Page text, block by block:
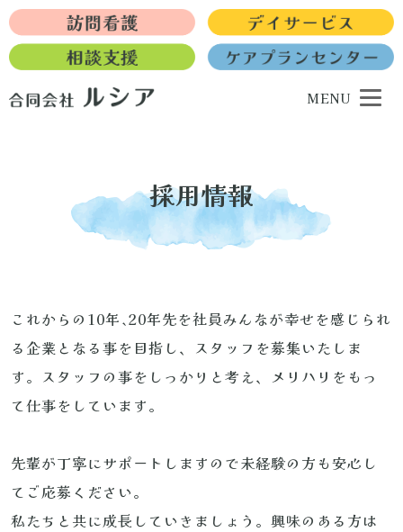
MENU
採用情報
これからの10年､20年先を社員みんなが幸せを感じられ
る企業となる事を目指し、スタッフを募集いたしま
す。スタッフの事をしっかりと考え、メリハリをもっ
て仕事をしています。
先輩が丁寧にサポートしますので未経験の方も安心し
てご応募ください。
私たちと共に成長していきましょう。興味のある方は